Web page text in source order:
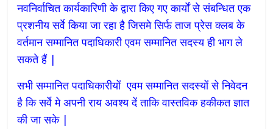
नवनिर्वाचित कार्यकारिणी के द्वारा किए गए कार्यों से संबन्धित एक
प्रशनीय सर्वे किया जा रहा है जिसमे सिर्फ ताज प्रेस क्लब के
वर्तमान सम्मानित पदाधिकारी एवम सम्मानित सदस्य ही भाग ले
सकते हैं |
सभी सम्मानित पदाधिकारीयों एवम सम्मानित सदस्यों से निवेदन
है कि सर्वे मे अपनी राय अवश्य दें ताकि वास्तविक हकीकत ज्ञात
की जा सके |